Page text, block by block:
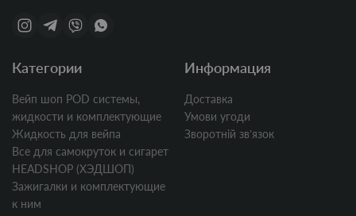
Категории
Вейп шоп POD системы,
жидкости и комплектующие
Жидкость для вейпа
Все для самокруток и сигарет
HEADSHOP (ХЭДШОП)
Зажигалки и комплектующие
к ним
Информация
Доставка
Умови угоди
Зворотній звʼязок